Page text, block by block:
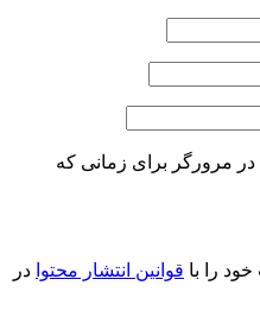
در مرورگر برای زمانی که
را با قوانین انتشار محتوا در